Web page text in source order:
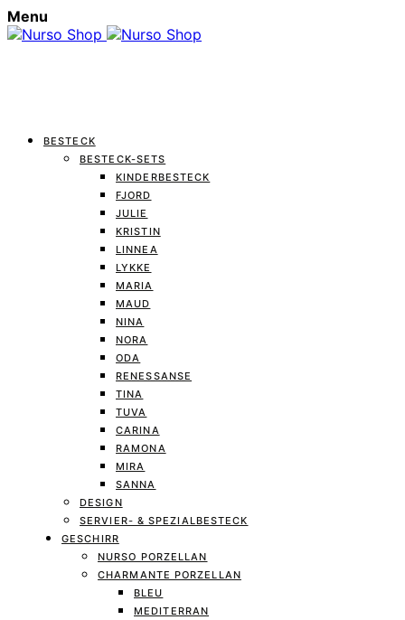
Menu
BESTECK
BESTECK-SETS
KINDERBESTECK
FJORD
JULIE
KRISTIN
LINNEA
LYKKE
MARIA
MAUD
NINA
NORA
ODA
RENESSANSE
TINA
TUVA
CARINA
RAMONA
MIRA
SANNA
DESIGN
SERVIER- & SPEZIALBESTECK
GESCHIRR
NURSO PORZELLAN
CHARMANTE PORZELLAN
BLEU
MEDITERRAN